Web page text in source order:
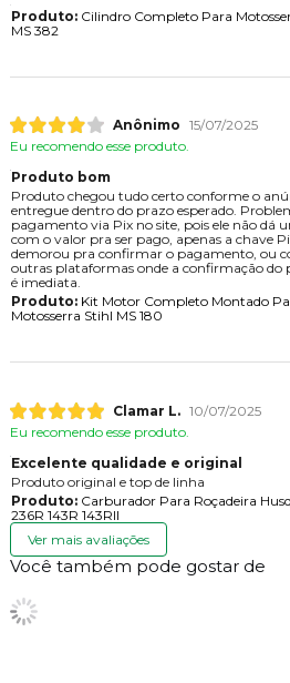
Produto:Cilindro Completo Para
MS 382
Anônimo 15/07/2025
Eu recomendo esse produto.
Produto bom
Produto chegou tudo certo conforme o
entregue dentro do prazo esperado.
pagamento via Pix no site, pois ele não dá
com o valor pra ser pago, apenas a chave
demorou pra confirmar o pagamento, ou
outras plataformas onde a confirmação do
é imediata.
Produto:Kit Motor Completo Montado
Motosserra Stihl MS 180
Clamar L. 10/07/2025
Eu recomendo esse produto.
Excelente qualidade e original
Produto original e top de linha
Produto:Carburador Para Roçadeira
236R 143R 143RII
Ver mais avaliações
Você também pode gostar de